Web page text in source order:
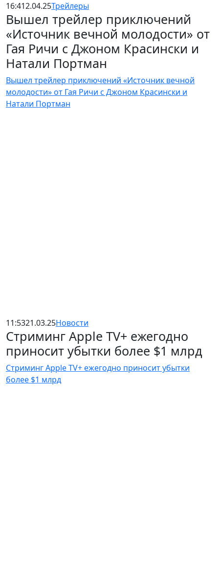
16:412.04.25Трейлеры
Вышел трейлер приключений
«Источник вечной молодости» от
Гая Ричи с Джоном Красински и
Натали Портман
Вышел трейлер приключений «Источник вечной
молодости» от Гая Ричи с Джоном Красински и
Натали Портман
11:5321.03.25Новости
Стриминг Apple TV+ ежегодно
приносит убытки более $1 млрд
Стриминг Apple TV+ ежегодно приносит убытки
более $1 млрд